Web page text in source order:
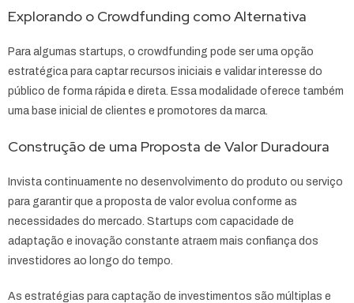
Explorando o Crowdfunding como Alternativa
Para algumas startups, o crowdfunding pode ser uma opção
estratégica para captar recursos iniciais e validar interesse do
público de forma rápida e direta. Essa modalidade oferece também
uma base inicial de clientes e promotores da marca.
Construção de uma Proposta de Valor Duradoura
Invista continuamente no desenvolvimento do produto ou serviço
para garantir que a proposta de valor evolua conforme as
necessidades do mercado. Startups com capacidade de
adaptação e inovação constante atraem mais confiança dos
investidores ao longo do tempo.
As estratégias para captação de investimentos são múltiplas e